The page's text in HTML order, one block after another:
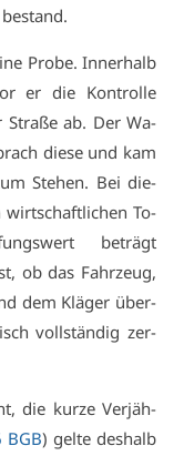
Pro­be. In­ner­halb
er die Kon­trol­le
Stra­ße ab. Der Wa­
die­se und kam
Ste­hen. Bei die­
wirt­schaft­li­chen To­
be­trägt
ob das Fahr­zeug,
dem Klä­ger über­
voll­stän­dig zer­
die kur­ze Ver­jäh­
BGB) gel­te des­halb